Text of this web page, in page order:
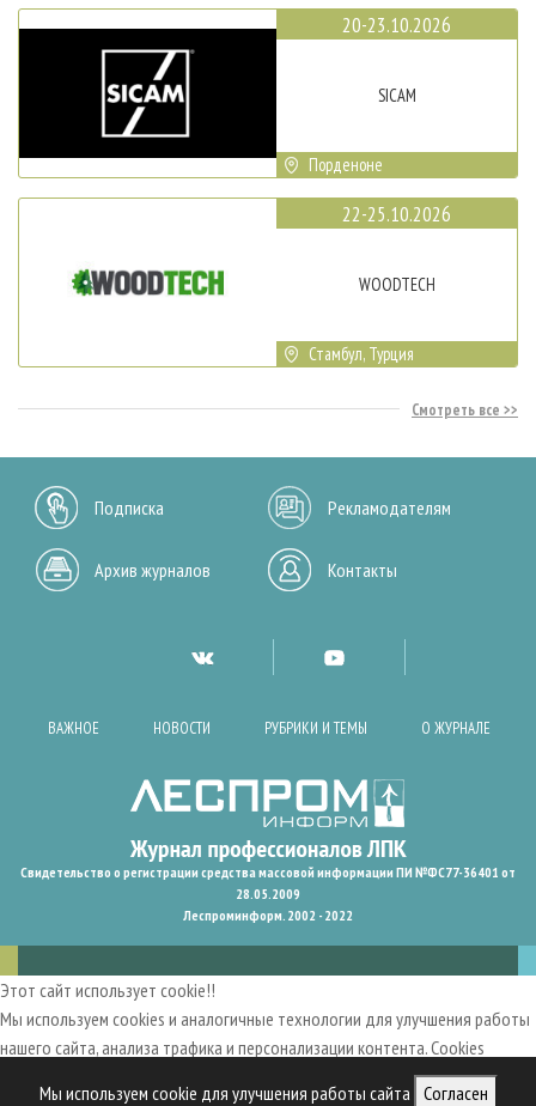
Мы используем cookie для улучшения работы сайта Согласен
20-23.10.2026
SICAM
Порденоне
22-25.10.2026
WOODTECH
Стамбул, Турция
Смотреть все
Подписка Рекламодателям
Архив журналов Контакты
ВАЖНОЕ НОВОСТИ РУБРИКИ И ТЕМЫ О ЖУРНАЛЕ
Свидетельство о регистрации средства массовой информации ПИ №ФС77-36401 от
28.05.2009
Леспроминформ. 2002 - 2022
Этот сайт использует cookie!!
Мы используем cookies и аналогичные технологии для улучшения работы
нашего сайта, анализа трафика и персонализации контента. Cookies